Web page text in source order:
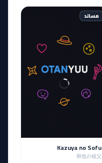
مساند
Kazuya no Sofu
和也の祖父